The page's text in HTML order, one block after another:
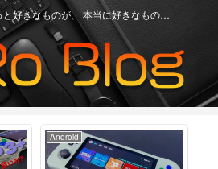
と好きなものが、 本当に好きなもの…
Android